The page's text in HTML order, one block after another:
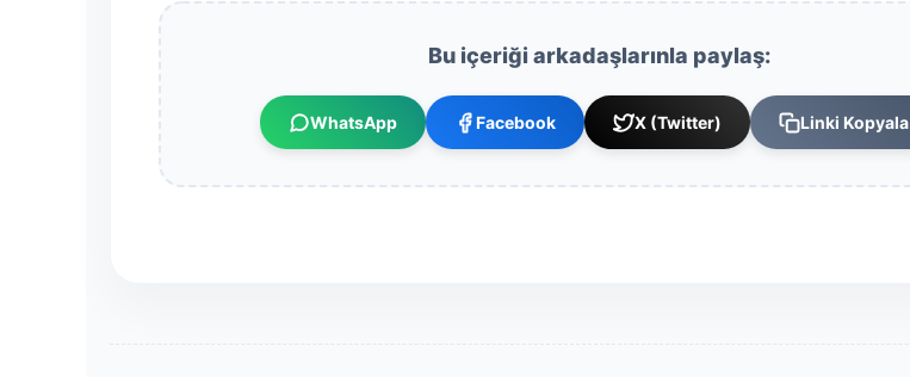
Bu içeriği arkadaşlarınla paylaş:
WhatsApp Facebook X (Twitter) Linki Kopyala